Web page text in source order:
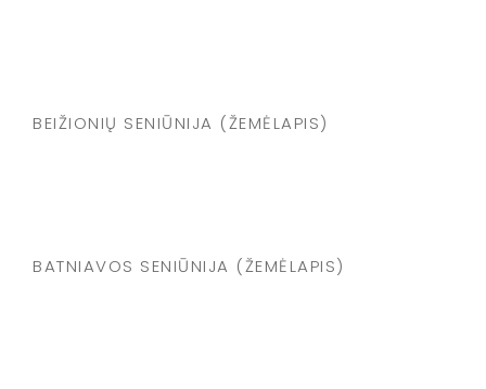
BEIŽIONIŲ SENIŪNIJA (ŽEMĖLAPIS)
BATNIAVOS SENIŪNIJA (ŽEMĖLAPIS)